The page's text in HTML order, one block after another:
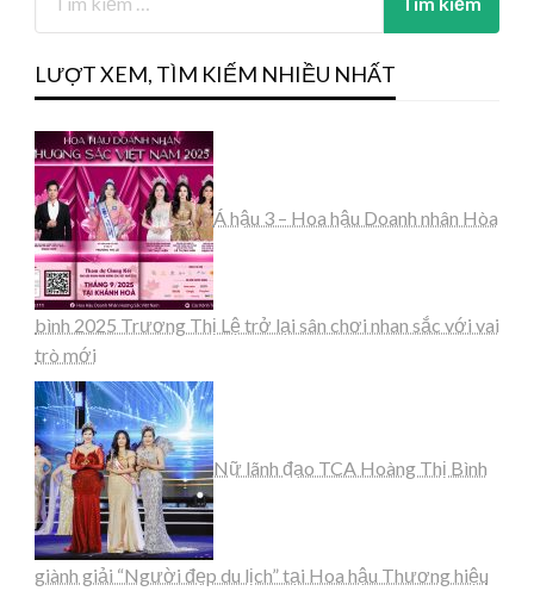
LƯỢT XEM, TÌM KIẾM NHIỀU NHẤT
Á hậu 3 – Hoa hậu Doanh nhân Hòa
bình 2025 Trương Thị Lệ trở lại sân chơi nhan sắc với vai
trò mới
Nữ lãnh đạo TCA Hoàng Thị Bình
giành giải “Người đẹp du lịch” tại Hoa hậu Thương hiệu